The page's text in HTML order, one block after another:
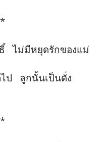
ไม่มีหยุดรักของแม่
ไป ลูกนั้นเป็นดั่ง